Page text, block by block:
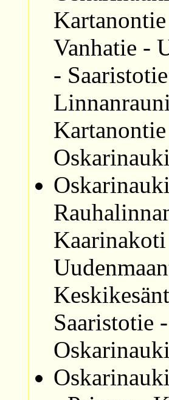
Vanhatie -
-
Saaristotie